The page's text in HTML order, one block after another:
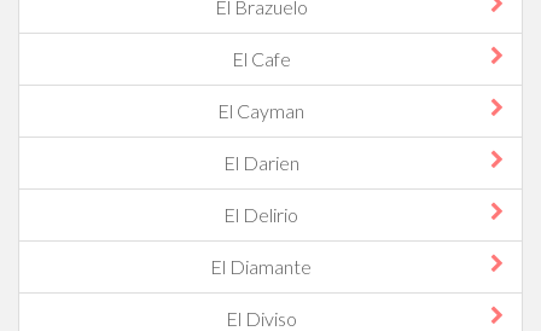
El Brazuelo
El Cafe
El Cayman
El Darien
El Delirio
El Diamante
El Diviso